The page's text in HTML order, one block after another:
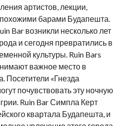
артистов, лекции,
барами Будапешта.
Bar возникли несколько лет
и сегодня превратились в
культуры. Ruin Bars
важное место в
Посетители «Гнезда
почувствовать эту ночную
Ruin Bar Симпла Керт
квартала Будапешта, и